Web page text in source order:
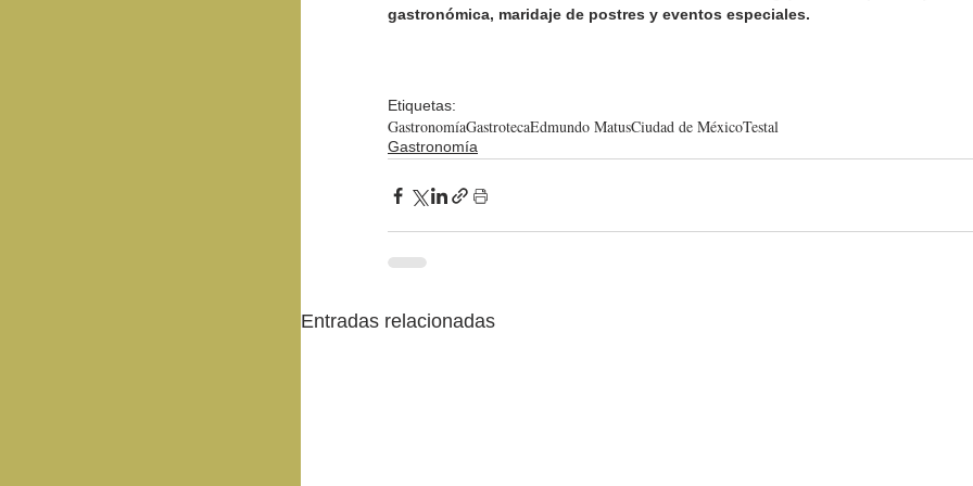
gastronómica, maridaje de postres y eventos especiales.
Etiquetas:
GastronomíaGastrotecaEdmundo MatusCiudad de MéxicoTestal
Gastronomía
Entradas relacionadas